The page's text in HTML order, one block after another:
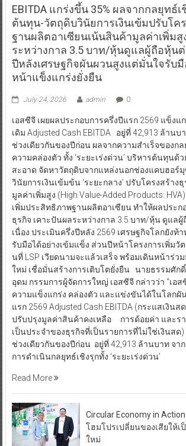
EBITDA แกร่งขึ้น 35% ผลจากกลยุทธ์
ต้นทุน-วัตถุดิบวินัยการเงินเข้มปรับโค
ฐานผลิตอาเซียนเน้นสินค้ามูลค่าเพิ่มสู
ระหว่างกาล 3.5 บาท/หุ้นดูแลผู้ถือหุ้น
ปีหลังเศรษฐกิจผันผวนสูงแต่มั่นใจรับ
หน้าแข็งแกร่งยั่งยืน
July 24, 2026 admin 0
เอสซีจี เผยผลประกอบการครึ่งปีแรก 2569 แข็งแ
เดิม Adjusted Cash EBITDA อยู่ที่ 42,913 ล้านบ
ช่วงเดียวกันของปีก่อน ผลจากความสำเร็จของกล
ความคล่องตัว ทั้ง ‘ระยะเร่งด่วน’ บริหารต้นทุนด้
สะอาด จัดหาวัตถุดิบจากแหล่งนอกช่องแคบฮอร์
วินัยการเงินเข้มข้น ‘ระยะกลาง’ ปรับโครงสร้าง
มูลค่าเพิ่มสูง (High Value-Added Products:
เพิ่มประสิทธิภาพฐานผลิตอาเซียน ทำให้ผลประ
ธุรกิจ เคาะปันผลระหว่างกาล 3.5 บาท/หุ้น ดูแล
เนื่อง ประเมินครึ่งปีหลัง 2569 เศรษฐกิจโลกยังท้
รับมือได้อย่างเข้มแข็ง ส่วนปีหน้าโครงการเพิ่มวั
นที่ LSP เวียดนามจะแล้วเสร็จ พร้อมเดินหน้าร่ว
ใหม่ เชื่อมั่นสร้างการเติบโตยั่งยืน นายธรรมศักดิ์
อุดม กรรมการผู้จัดการใหญ่ เอสซีจี กล่าวว่า “เอ
ความแข็งแกร่ง คล่องตัว และแข่งขันได้ในโลกผั
แรก 2569 Adjusted Cash EBITDA (กระแสเงินส
ปรับปรุงมูลค่าสินค้าคงเหลือ การด้อยค่า และร
เป็นประจำของธุรกิจที่เป็นรายการที่ไม่ใช่เงินสด)
ช่วงเดียวกันของปีก่อน อยู่ที่ 42,913 ล้านบาท จา
การดำเนินกลยุทธ์เชิงรุกทั้ง ‘ระยะเร่งด่วน’
Read More
Circular Economy in
โฮมโปรเปลี่ยนของเสียให้เ
ใหม่